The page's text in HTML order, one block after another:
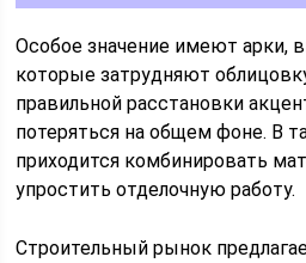
Особое значение имеют арки,
которые затрудняют
правильной расстановки
потеряться на общем фоне. В
приходится комбинировать
упростить отделочную работу.
Строительный рынок